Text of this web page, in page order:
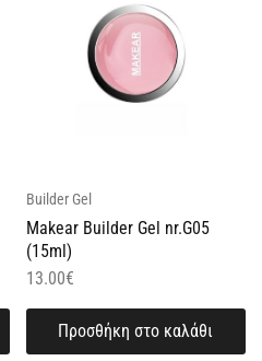
Builder Gel
Makear Builder Gel nr.G05
(15ml)
13.00€
Προσθήκη στο καλάθι